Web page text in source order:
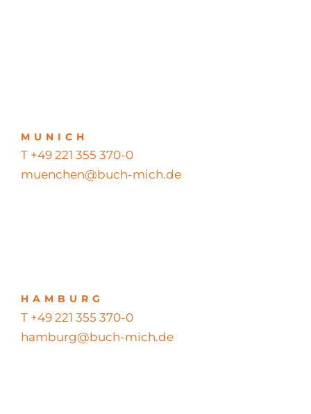
MUNICH
T +49 221 355 370-0
muenchen@buch-mich.de
HAMBURG
T +49 221 355 370-0
hamburg@buch-mich.de